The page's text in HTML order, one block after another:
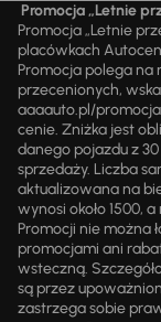
Promocja „Letnie
Promocja „Letnie
placówkach
Promocja polega
przecenionych,
aaaauto.pl/
cenie. Zniżka jest
danego pojazdu z
sprzedaży. Liczba
aktualizowana na
wynosi około 1500,
Promocji nie można
promocjami ani
wsteczną.
są przez
zastrzega sobie